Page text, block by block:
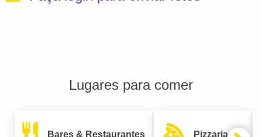
Lugares para comer
Bares & Restaurantes Pizzarias